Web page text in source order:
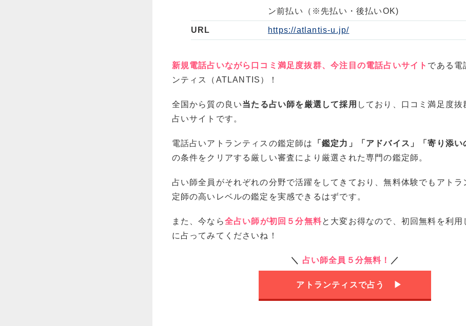
ン前払い（※先払い・後払いOK)
URL https://atlantis-u.jp/
新規電話占いながら口コミ満足度抜群、今注目の電話占いサイト である電
ンティス（ ATLANTIS ）！
全国から質の良い当たる占い師を厳選して採用 しており、 口コミ満足度抜
占いサイトです。
電話占いアトランティスの鑑定師は 「鑑定力」「アドバイス」「寄り添い
の条件をクリアする厳しい審査により厳選された専門の鑑定師。
占い師全員がそれぞれの分野で活躍をしてきており、無料体験でもアトラ
定師の高いレベルの鑑定を実感できるはずです。
また、今なら全占い師が初回５分無料と大変お得なので、初回無料を利用
に占ってみてくださいね！
＼ 占い師全員５分無料！ ／
アトランティスで占う ▶︎